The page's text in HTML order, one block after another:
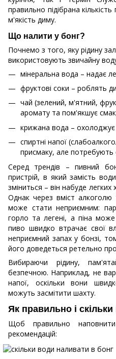
правильно підібрана
м'якість диму.
Що налити у бонг?
Почнемо з того, яку рідину
використовують звичайну
мінеральна вода – надає
фруктові соки – роблять
чай (зелений, м'ятний,
аромату та пом'якшує
крижана вода –
спиртні напої
присмаку, але потребують
Серед трендів – пивний
пристрій, в який замість
зміниться – він набуде
Однак через вміст алкоголю
може стати неприємним:
горло та легені, а піна
пиво швидко втрачає свої
неприємний запах у бонзі,
його доведеться ретельно
Вибираючи рідину,
безпечною. Наприклад, не
напої, оскільки вони
можуть засмітити шахту.
Як правильно і
Щоб правильно
рекомендацій: